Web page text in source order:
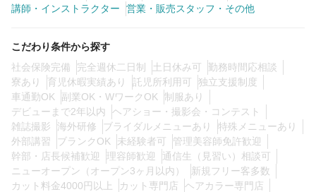
講師・インストラクター
営業・販売スタッフ・その他
こだわり条件から探す
社会保険完備
完全週休二日制 土日休み可
勤務時間応相談
寮あり
育児休暇実績あり 託児所利用可
独立支援制度
車通勤OK
副業OK・WワークOK
制服あり
デビューまで2年以内
ヘアショー・撮影会・コンテスト
雑誌撮影
海外研修 ブライダルメニューあり
特殊メニューあり
外部講習
ブランクOK 未経験者可
管理美容師免許歓迎
幹部・店長候補歓迎
理容師歓迎
通信生（見習い）相談可
ニューオープン（オープン3ヶ月以内）
新規フリー客多数
カット料金4000円以上
カット専門店
ヘアカラー専門店